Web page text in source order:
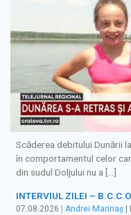
Scăderea debitului Dunării
în comportamentul celor
din sudul Doljului nu a […]
INTERVIUL ZILEI –
07.08.2026 Andrei Marinaș